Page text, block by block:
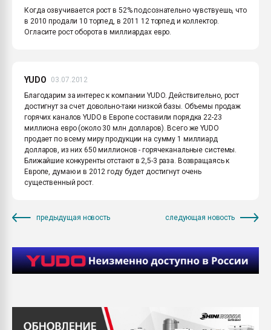
Когда озвучивается рост в 52% подсознательно чувствуешь, что
в 2010 продали 10 торпед, в 2011 12 торпед и коллектор.
Огласите рост оборота в миллиардах евро.
YUDO
03.07.2012
Благодарим за интерес к компании YUDO. Действительно, рост
достигнут за счет довольно-таки низкой базы. Объемы продаж
горячих каналов YUDO в Европе составили порядка 22-23
миллиона евро (около 30 млн долларов). Всего же YUDO
продает по всему миру продукции на сумму 1 миллиард
долларов, из них 650 миллионов - горячеканальные системы.
Ближайшие конкуренты отстают в 2,5-3 раза. Возвращаясь к
Европе, думаю и в 2012 году будет достигнут очень
существенный рост.
предыдущая новость следующая новость